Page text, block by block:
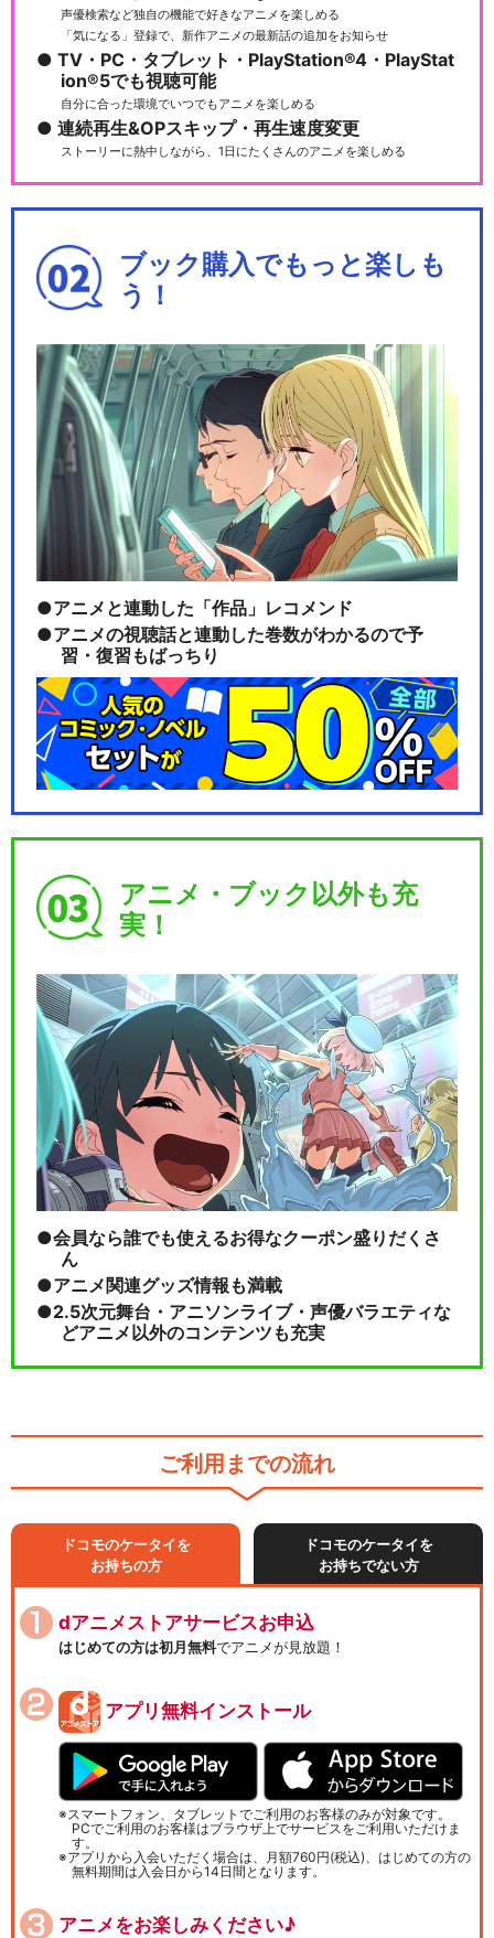
声優検索など独自の機能で好きなアニメを楽しめる
「気になる」登録で、新作アニメの最新話の追加をお知らせ
TV・PC・タブレット・PlayStation®4・PlayStat
ion®5でも視聴可能
自分に合った環境でいつでもアニメを楽しめる
連続再生&OPスキップ・再生速度変更
ストーリーに熱中しながら、1日にたくさんのアニメを楽しめる
ブック購入でもっと楽しも
う！
アニメと連動した「作品」レコメンド
アニメの視聴話と連動した巻数がわかるので予
習・復習もばっちり
アニメ・ブック以外も充
実！
会員なら誰でも使えるお得なクーポン盛りだくさ
ん
アニメ関連グッズ情報も満載
2.5次元舞台・アニソンライブ・声優バラエティな
どアニメ以外のコンテンツも充実
ご利用までの流れ
ドコモのケータイを
お持ちの方
ドコモのケータイを
お持ちでない方
dアニメストアサービスお申込
はじめての方は初月無料でアニメが見放題！
アプリ無料インストール
スマートフォン、タブレットでご利用のお客様のみが対象です。
PCでご利用のお客様はブラウザ上でサービスをご利用いただけま
す。
アプリから入会いただく場合は、月額760円(税込)、はじめての方の
無料期間は入会日から14日間となります。
アニメをお楽しみください♪